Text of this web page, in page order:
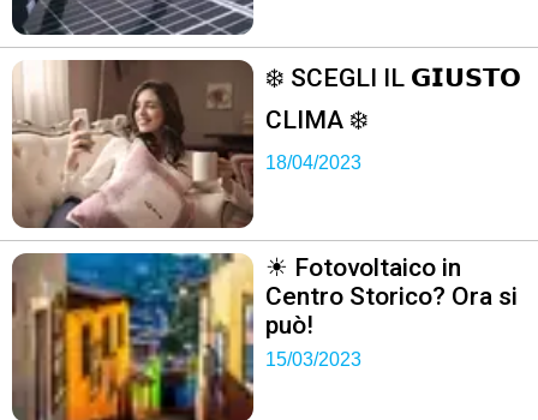
❄️ SCEGLI IL 𝗚𝗜𝗨𝗦𝗧𝗢
CLIMA ❄️
18/04/2023
☀ Fotovoltaico in
Centro Storico? Ora si
può!
15/03/2023